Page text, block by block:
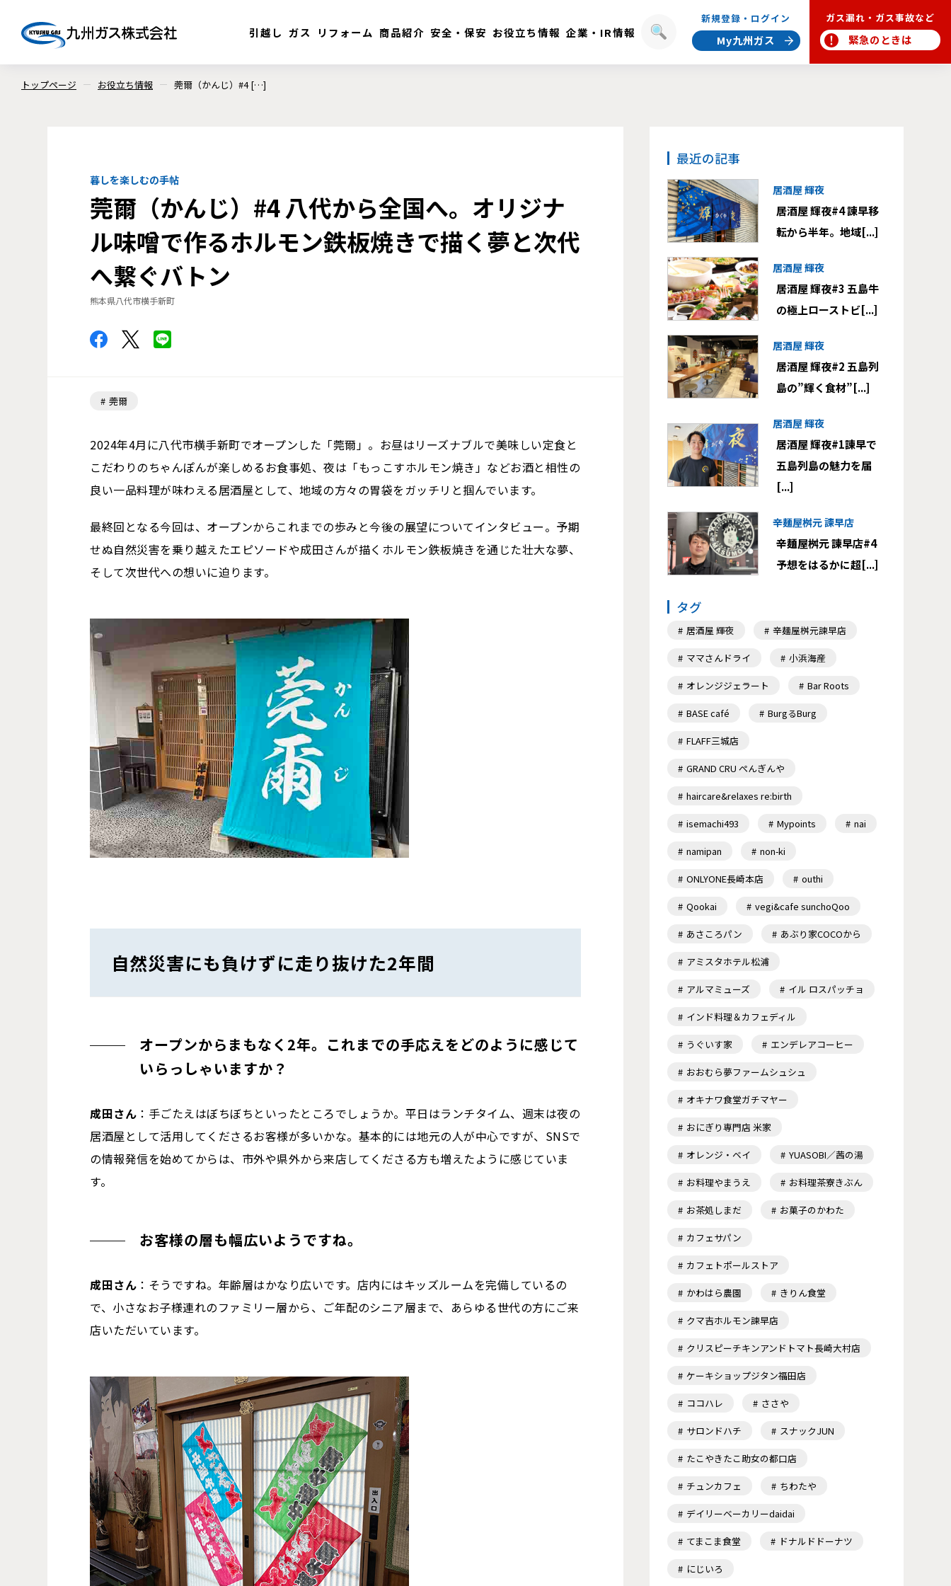
引越し ガス リフォーム 商品紹介 安全・保安 お役立ち情報 企業・IR情報
新規登録・ログイン
My九州ガス
ガス漏れ・ガス事故など
緊急のときは
トップページ お役立ち情報 莞爾（かんじ）#4 […]
暮しを楽しむの手帖
莞爾（かんじ）#4 八代から全国へ。オリジナ
ル味噌で作るホルモン鉄板焼きで描く夢と次代
へ繋ぐバトン
熊本県八代市横手新町
莞爾
2024年4月に八代市横手新町でオープンした「莞爾」。お昼はリーズナブルで美味しい定食と
こだわりのちゃんぽんが楽しめるお食事処、夜は「もっこすホルモン焼き」などお酒と相性の
良い一品料理が味わえる居酒屋として、地域の方々の胃袋をガッチリと掴んでいます。
最終回となる今回は、オープンからこれまでの歩みと今後の展望についてインタビュー。予期
せぬ自然災害を乗り越えたエピソードや成田さんが描くホルモン鉄板焼きを通じた壮大な夢、
そして次世代への想いに迫ります。
自然災害にも負けずに走り抜けた2年間
オープンからまもなく2年。これまでの手応えをどのように感じて
いらっしゃいますか？
成田さん ：手ごたえはぼちぼちといったところでしょうか。平日はランチタイム、週末は夜の
居酒屋として活用してくださるお客様が多いかな。基本的には地元の人が中心ですが、SNSで
の情報発信を始めてからは、市外や県外から来店してくださる方も増えたように感じていま
す。
お客様の層も幅広いようですね。
成田さん ：そうですね。年齢層はかなり広いです。店内にはキッズルームを完備しているの
で、小さなお子様連れのファミリー層から、ご年配のシニア層まで、あらゆる世代の方にご来
店いただいています。
最近の記事
居酒屋 輝夜
居酒屋 輝夜#4 諫早移
転から半年。地域[...]
居酒屋 輝夜
居酒屋 輝夜#3 五島牛
の極上ローストビ[...]
居酒屋 輝夜
居酒屋 輝夜#2 五島列
島の”輝く食材”[...]
居酒屋 輝夜
居酒屋 輝夜#1諫早で
五島列島の魅力を届
[...]
辛麺屋桝元 諫早店
辛麺屋桝元 諫早店#4
予想をはるかに超[...]
タグ
居酒屋 輝夜 辛麺屋桝元諫早店
ママさんドライ 小浜海産
オレンジジェラート Bar Roots
BASE café BurgるBurg
FLAFF三城店
GRAND CRU ぺんぎんや
haircare&relaxes re:birth
isemachi493 Mypoints nai
namipan non-ki
ONLYONE長崎本店 outhi
Qookai vegi&cafe sunchoQoo
あさころパン あぶり家COCOから
アミスタホテル松浦
アルマミューズ イル ロスパッチョ
インド料理＆カフェディル
うぐいす家 エンデレアコーヒー
おおむら夢ファームシュシュ
オキナワ食堂ガチマヤー
おにぎり専門店 米家
オレンジ・ベイ YUASOBI／茜の湯
お料理やまうえ お料理茶寮きぶん
お茶処しまだ お菓子のかわた
カフェサパン
カフェトポールストア
かわはら農園 きりん食堂
クマ吉ホルモン諫早店
クリスピーチキンアンドトマト長崎大村店
ケーキショップジタン福田店
ココハレ ささや
サロンドハチ スナックJUN
たこやきたこ助女の都口店
チュンカフェ ちわたや
デイリーベーカリーdaidai
てまこま食堂 ドナルドドーナツ
にじいろ